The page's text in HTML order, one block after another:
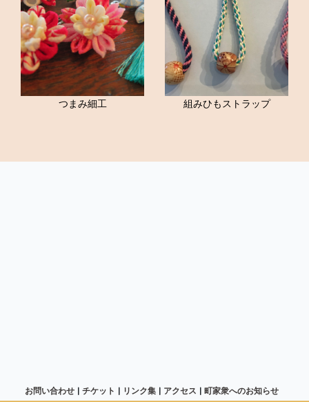
つまみ細工 組みひもストラップ
< >
お問い合わせ チケット リンク集 アクセス 町家衆へのお知らせ